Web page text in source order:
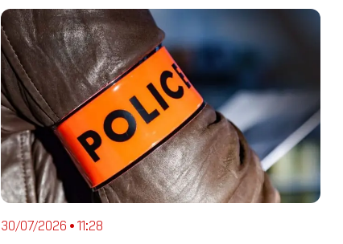
Narbonne), mais également sur le
territoire national
30/07/2026 • 11:28